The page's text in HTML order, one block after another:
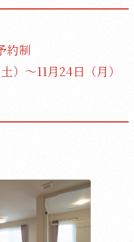
約制
）〜11月24日（月）